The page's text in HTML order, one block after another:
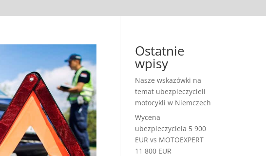
Ostatnie
wpisy
Nasze wskazówki na
temat ubezpieczycieli
motocykli w Niemczech
Wycena
ubezpieczyciela 5 900
EUR vs MOTOEXPERT
11 800 EUR